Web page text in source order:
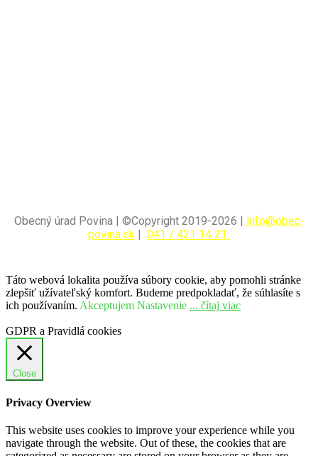
Obecný úrad Povina | ©Copyright 2019-2026 | info@obec-
povina.sk
041 / 421 14 21
Táto webová lokalita používa súbory cookie, aby pomohli stránke
zlepšiť užívateľský komfort. Budeme predpokladať, že súhlasíte s
ich používaním. Akceptujem Nastavenie ... čítaj viac
GDPR a Pravidlá cookies
Close
Privacy Overview
This website uses cookies to improve your experience while you
navigate through the website. Out of these, the cookies that are